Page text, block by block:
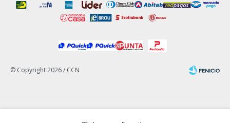
© Copyright 2026 / CCN